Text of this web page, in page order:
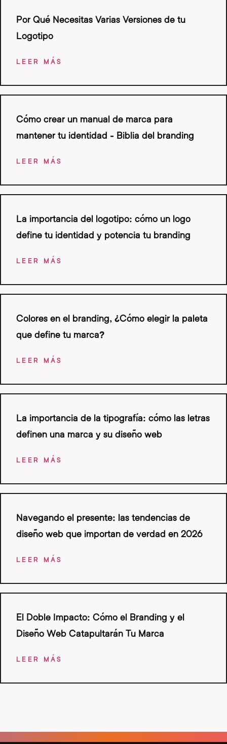
Por Qué Necesitas Varias Versiones de tu
Logotipo
LEER MÁS
Cómo crear un manual de marca para
mantener tu identidad - Biblia del branding
LEER MÁS
La importancia del logotipo: cómo un logo
define tu identidad y potencia tu branding
LEER MÁS
Colores en el branding, ¿Cómo elegir la paleta
que define tu marca?
LEER MÁS
La importancia de la tipografía: cómo las letras
definen una marca y su diseño web
LEER MÁS
Navegando el presente: las tendencias de
diseño web que importan de verdad en 2026
LEER MÁS
El Doble Impacto: Cómo el Branding y el
Diseño Web Catapultarán Tu Marca
LEER MÁS